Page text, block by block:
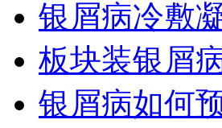
银屑病冷敷
板块装银屑
银屑病如何